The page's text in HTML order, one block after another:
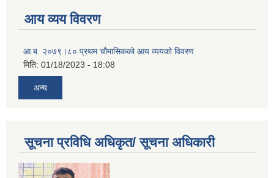
आय व्यय विवरण
आ.ब. २०७९।८० प्रथम चौमासिकको आय व्ययको विवरण
मिति: 01/18/2023 - 18:08
अन्य
सूचना प्रविधि अधिकृत/ सूचना अधिकारी